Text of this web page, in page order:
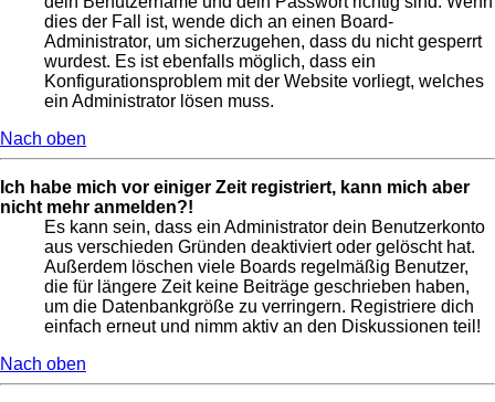
dies der Fall ist, wende dich an einen Board-
Administrator, um sicherzugehen, dass du nicht gesperrt
wurdest. Es ist ebenfalls möglich, dass ein
Konfigurationsproblem mit der Website vorliegt, welches
ein Administrator lösen muss.
Nach oben
Ich habe mich vor einiger Zeit registriert, kann mich aber
nicht mehr anmelden?!
Es kann sein, dass ein Administrator dein Benutzerkonto
aus verschieden Gründen deaktiviert oder gelöscht hat.
Außerdem löschen viele Boards regelmäßig Benutzer,
die für längere Zeit keine Beiträge geschrieben haben,
um die Datenbankgröße zu verringern. Registriere dich
einfach erneut und nimm aktiv an den Diskussionen teil!
Nach oben